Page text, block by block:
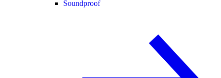
Soundproof